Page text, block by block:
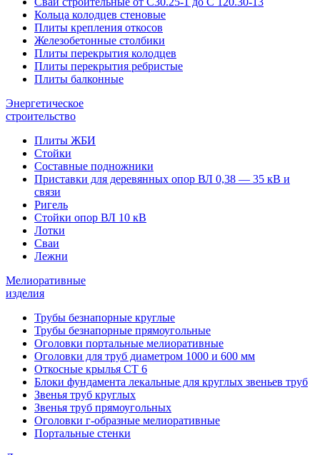
Кольца колодцев стеновые
Плиты крепления откосов
Железобетонные столбики
Плиты перекрытия колодцев
Плиты перекрытия ребристые
Плиты балконные
Энергетическое
строительство
Плиты ЖБИ
Стойки
Составные подножники
Приставки для деревянных опор ВЛ 0,38 — 35 кВ и
связи
Ригель
Стойки опор ВЛ 10 кВ
Лотки
Сваи
Лежни
Мелиоративные
изделия
Трубы безнапорные круглые
Трубы безнапорные прямоугольные
Оголовки портальные мелиоративные
Оголовки для труб диаметром 1000 и 600 мм
Откосные крылья СТ 6
Блоки фундамента лекальные для круглых звеньев труб
Звенья труб круглых
Звенья труб прямоугольных
Оголовки г-образные мелиоративные
Портальные стенки